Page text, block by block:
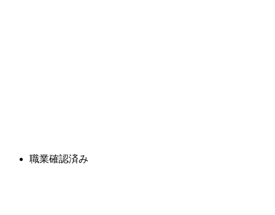
職業確認済み